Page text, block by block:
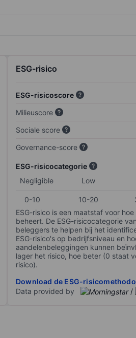
ESG-risico
ESG-risicoscore
Milieuscore
Sociale score
Governance-score
ESG-risicocategorie
Negligible
Low
0-10 10-20
ESG-risico is een maatstaf voor
beheert. De ESG-risicocategorie
beleggers te helpen bij het
ESG-risico's op bedrijfsniveau en
aandelenbeleggingen kunnen
lager het risico, hoe beter (0 staat
risico).
Download de ESG-
Data provided by
/